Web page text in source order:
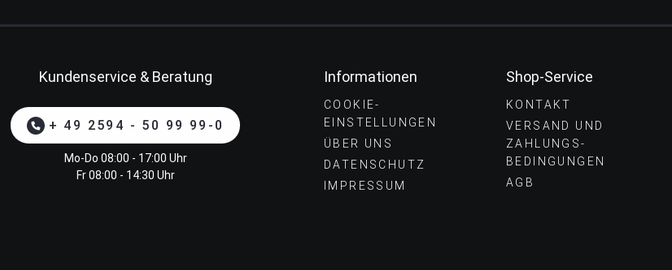
Kundenservice & Beratung
+ 49 2594 - 50 99 99-0
Mo-Do 08:00 - 17:00 Uhr
Fr 08:00 - 14:30 Uhr
Informationen
COOKIE-
EINSTELLUNGEN
ÜBER UNS
DATENSCHUTZ
IMPRESSUM
Shop-Service
KONTAKT
VERSAND UND
ZAHLUNGS­
BEDINGUNGEN
AGB